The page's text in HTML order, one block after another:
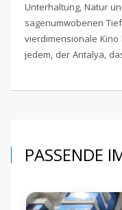
Unterhaltung, Natur
sagenumwobenen
vierdimensionale
jedem, der Antalya,
PASSENDE